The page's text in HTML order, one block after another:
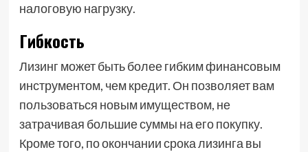
налоговую нагрузку.
Гибкость
Лизинг может быть более гибким финансовым
инструментом, чем кредит. Он позволяет вам
пользоваться новым имуществом, не
затрачивая большие суммы на его покупку.
Кроме того, по окончании срока лизинга вы